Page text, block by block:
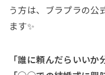
う方は、ブラプラの公
ます✨
「誰に頼んだらいいか